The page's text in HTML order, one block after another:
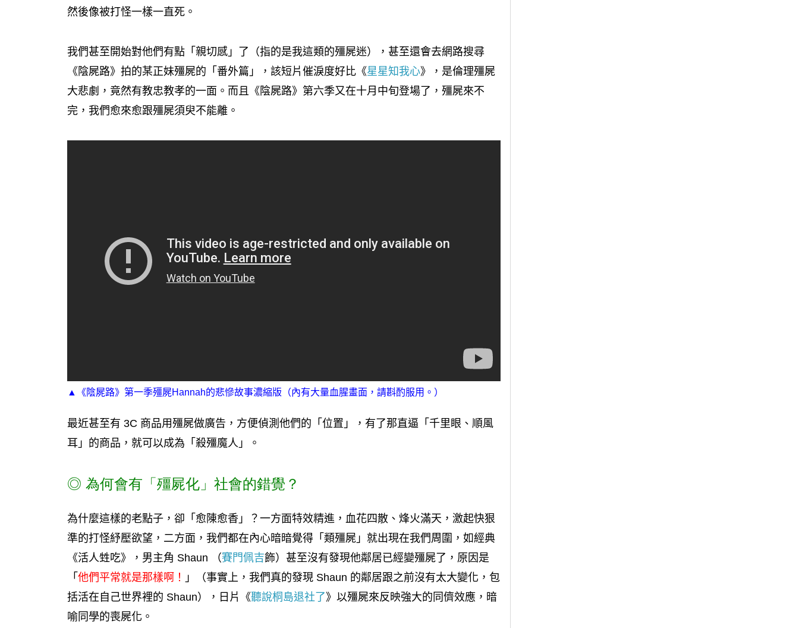
然後像被打怪一樣一直死。
我們甚至開始對他們有點「親切感」了（指的是我這類的殭屍迷），甚至還會去網路搜尋
《陰屍路》拍的某正妹殭屍的「番外篇」，該短片催淚度好比《星星知我心》，是倫理殭屍
大悲劇，竟然有教忠教孝的一面。而且《陰屍路》第六季又在十月中旬登場了，殭屍來不
完，我們愈來愈跟殭屍須臾不能離。
▲《陰屍路》第一季殭屍Hannah的悲慘故事濃縮版（內有大量血腥畫面，請斟酌服用。）
最近甚至有 3C 商品用殭屍做廣告，方便偵測他們的「位置」，有了那直逼「千里眼、順風
耳」的商品，就可以成為「殺殭魔人」。
◎ 為何會有「殭屍化」社會的錯覺？
為什麼這樣的老點子，卻「愈陳愈香」？一方面特效精進，血花四散、烽火滿天，激起快狠
準的打怪紓壓欲望，二方面，我們都在內心暗暗覺得「類殭屍」就出現在我們周圍，如經典
《活人甡吃》，男主角 Shaun （賽門佩吉飾）甚至沒有發現他鄰居已經變殭屍了，原因是
「 他們平常就是那樣啊！
」（事實上，我們真的發現 Shaun 的鄰居跟之前沒有太大變化，包
括活在自己世界裡的 Shaun），日片《聽說桐島退社了》以殭屍來反映強大的同儕效應，暗
喻同學的喪屍化。